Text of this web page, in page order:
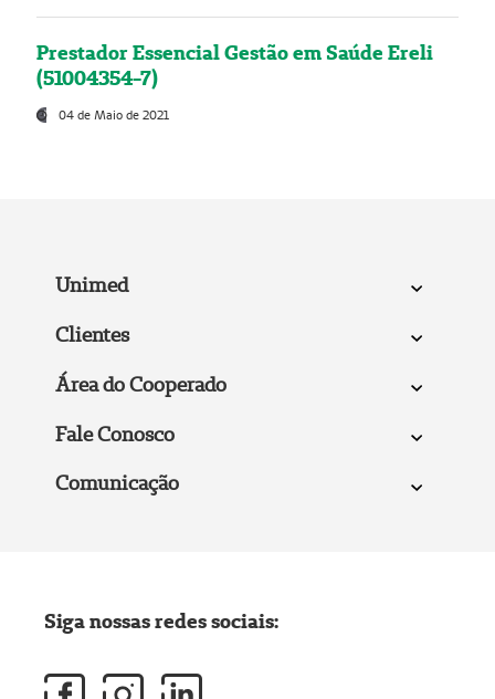
Prestador Essencial Gestão em Saúde Ereli
(51004354-7)
04 de Maio de 2021
Unimed
Clientes
Área do Cooperado
Fale Conosco
Comunicação
Siga nossas redes sociais: